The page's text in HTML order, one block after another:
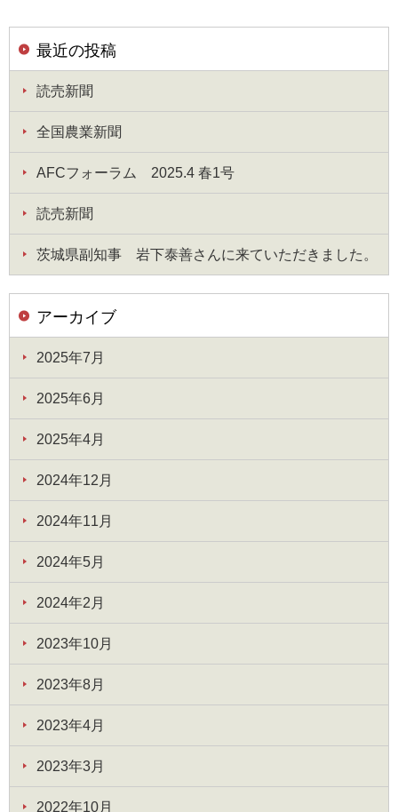
最近の投稿
読売新聞
全国農業新聞
AFCフォーラム 2025.4 春1号
読売新聞
茨城県副知事 岩下泰善さんに来ていただきました。
アーカイブ
2025年7月
2025年6月
2025年4月
2024年12月
2024年11月
2024年5月
2024年2月
2023年10月
2023年8月
2023年4月
2023年3月
2022年10月